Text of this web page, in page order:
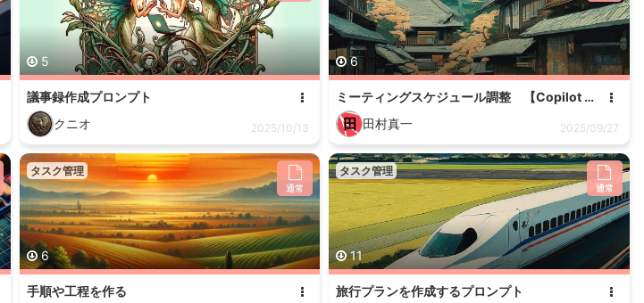
5
議事録作成プロンプト
クニオ
2025/10/13
6
ミーティングスケジュール調整 【Copilot withマイクロソフト365】
田 田村真一 2025/09/27
タスク管理
通常
6
手順や工程を作る
タスク管理
通常
11
旅行プランを作成するプロンプト